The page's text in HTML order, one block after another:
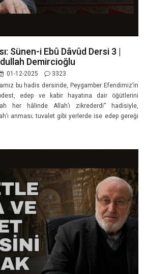
Sünen-i Ebû Dâvûd Dersi 3 |
Demircioğlu
01-12-2025
3323
bu hadis dersinde, Peygamber Efendimiz’in
edep ve kabir hayatına dair öğütlerini
her hâlinde Allah’ı zikrederdi” hadisiyle,
anması; tuvalet gibi yerlerde ise edep gereği